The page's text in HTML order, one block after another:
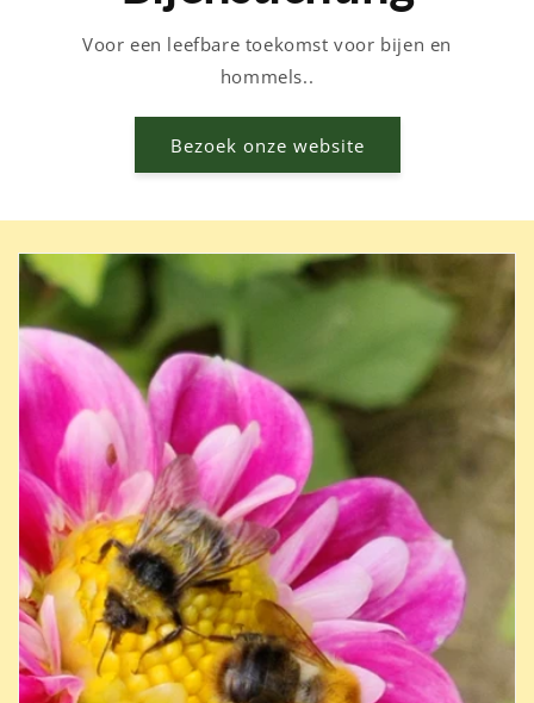
Voor een leefbare toekomst voor bijen en
hommels..
Bezoek onze website